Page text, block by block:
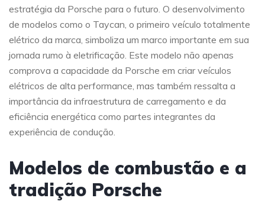
estratégia da Porsche para o futuro. O desenvolvimento
de modelos como o Taycan, o primeiro veículo totalmente
elétrico da marca, simboliza um marco importante em sua
jornada rumo à eletrificação. Este modelo não apenas
comprova a capacidade da Porsche em criar veículos
elétricos de alta performance, mas também ressalta a
importância da infraestrutura de carregamento e da
eficiência energética como partes integrantes da
experiência de condução.
Modelos de combustão e a
tradição Porsche